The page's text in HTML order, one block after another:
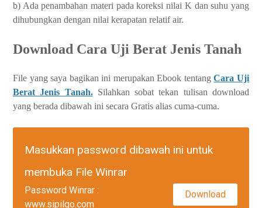
b) Ada penambahan materi pada koreksi nilai K dan suhu yang
dihubungkan dengan nilai kerapatan relatif air.
Download Cara Uji Berat Jenis Tanah
File yang saya bagikan ini merupakan Ebook tentangCara Uji
Berat Jenis Tanah.Silahkan sobat tekan tulisan download
yang berada dibawah ini secara Gratis alias cuma-cuma.
Masukkan password dibawah ini untuk
membuka File Winrar
Download
Password Winrar :
www.sipilgo.com